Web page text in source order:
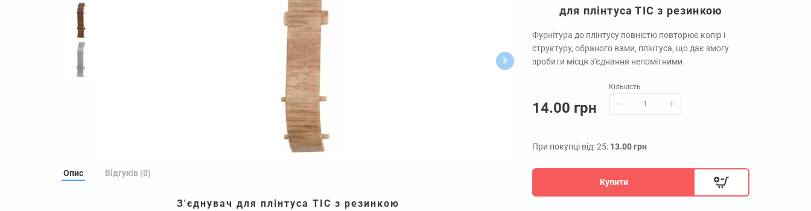
Опис Відгуків (0)
З'єднувач для плінтуса ТІС з резинкою
для плінтуса ТІС з резинкою
Фурнітура до плінтусу повністю повторює колір і
структуру, обраного вами, плінтуса, що дає змогу
зробити місця з'єднання непомітними
14.00 грн
Кількість
При покупці від: 25: 13.00 грн
Купити